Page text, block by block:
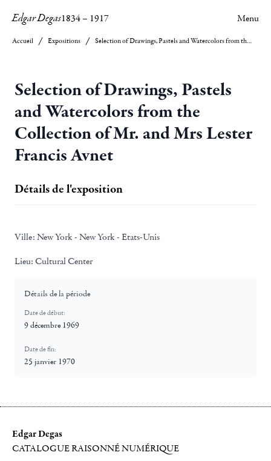
Edgar Degas1834– 1917 Menu
Accueil Expositions Selection of Drawings, Pastels and Watercolors from the Collection of Mr. and Mrs Lester Francis Avnet
Selection of Drawings, Pastels
and Watercolors from the
Collection of Mr. and Mrs Lester
Francis Avnet
Détails de l'exposition
Ville: New York - New York - Etats-Unis
Lieu: Cultural Center
Détails de la période
Date de début:
9 décembre 1969
Date de fin:
25 janvier 1970
Edgar Degas
CATALOGUE RAISONNÉ NUMÉRIQUE